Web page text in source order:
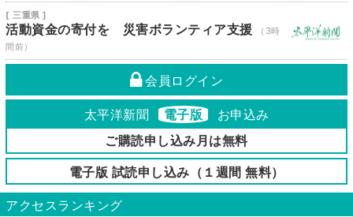
[ 三重県 ]
活動資金の寄付を 災害ボランティア支援
（3時
間前）
会員ログイン
太平洋新聞 電子版
お申込み
ご購読申し込み月は無料
電子版 試読申し込み（１週間 無料）
アクセスランキング